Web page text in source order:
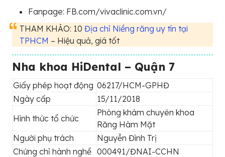
Fanpage: FB.com/vivaclinic.com.vn/
THAM KHẢO: 10 Địa chỉ Niềng răng uy tín tại
TPHCM – Hiệu quả, giá tốt
Nha khoa HiDental – Quận 7
Giấy phép hoạt động 06217/HCM-GPHĐ
Ngày cấp
15/11/2018
Hình thức tổ chức
Phòng khám chuyên khoa
Răng Hàm Mặt
Người phụ trách
Nguyễn Đình Trị
Chứng chỉ hành nghề 000491/ĐNAI-CCHN